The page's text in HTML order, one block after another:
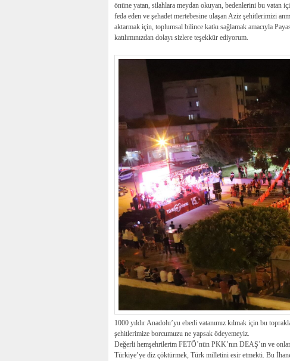
önüne yatan, silahlara meydan okuyan, bedenlerini bu vatan
feda eden ve şehadet mertebesine ulaşan Aziz şehitlerimizi
aktarmak için, toplumsal bilince katkı sağlamak amacıyla
katılımınızdan dolayı sizlere teşekkür ediyorum.
1000 yıldır Anadolu’yu ebedi vatanımız kılmak için bu
şehitlerimize borcumuzu ne yapsak ödeyemeyiz.
Değerli hemşehrilerim FETÖ’nün PKK’nın DEAŞ’ın ve
Türkiye’ye diz çöktürmek, Türk milletini esir etmekti. Bu